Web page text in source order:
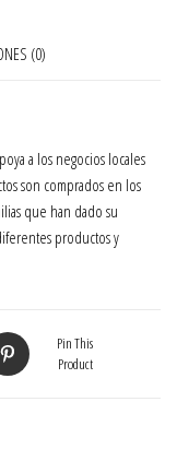
(0)
a los negocios locales
son comprados en los
que han dado su
productos y
Pin This
Product